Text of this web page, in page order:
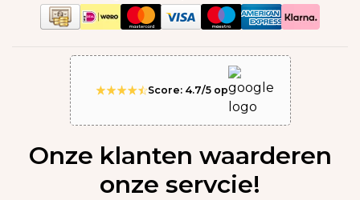
Score: 4.7/5 op
Onze klanten waarderen
onze servcie!